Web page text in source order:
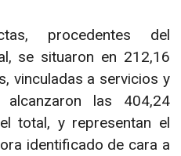
procedentes del
se situaron en 212,16
vinculadas a servicios y
alcanzaron las 404,24
total, y representan el
identificado de cara a